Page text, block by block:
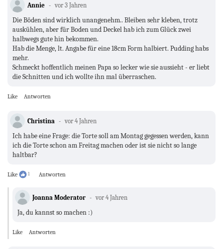
Annie vor 3 Jahren
Die Böden sind wirklich unangenehm.. Bleiben sehr kleben, trotz
auskühlen, aber für Boden und Deckel hab ich zum Glück zwei
halbwegs gute hin bekommen.
Hab die Menge, lt. Angabe für eine 18cm Form halbiert. Pudding habs
mehr.
Schmeckt hoffentlich meinen Papa so lecker wie sie aussieht - er liebt
die Schnitten und ich wollte ihn mal überraschen.
Like Antworten
Christina vor 4 Jahren
Ich habe eine Frage: die Torte soll am Montag gegessen werden, kann
ich die Torte schon am Freitag machen oder ist sie nicht so lange
haltbar?
Like 1 Antworten
Joanna Moderator vor 4 Jahren
Ja, du kannst so machen :)
Like Antworten